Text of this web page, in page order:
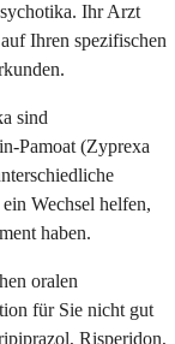
Ihr Arzt
Ihren spezifischen
sind
Pamoat (Zyprexa
Wechsel helfen,
haben.
oralen
für Sie nicht gut
Risperidon,